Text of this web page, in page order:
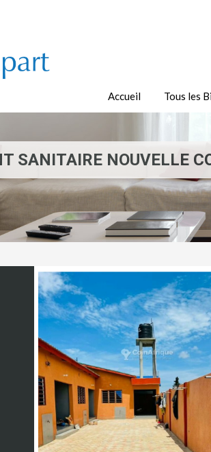
Accueil Tous les
SANITAIRE NOUVELLE